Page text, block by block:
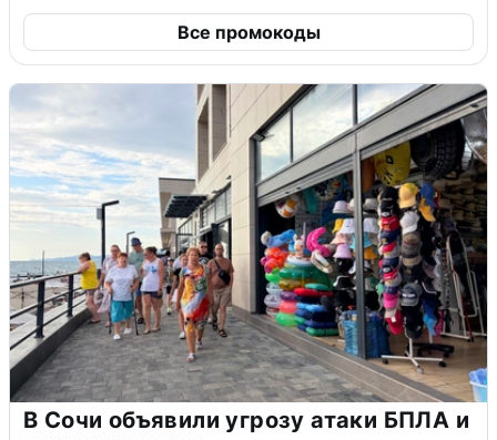
Все промокоды
В Сочи объявили угрозу атаки БПЛА и